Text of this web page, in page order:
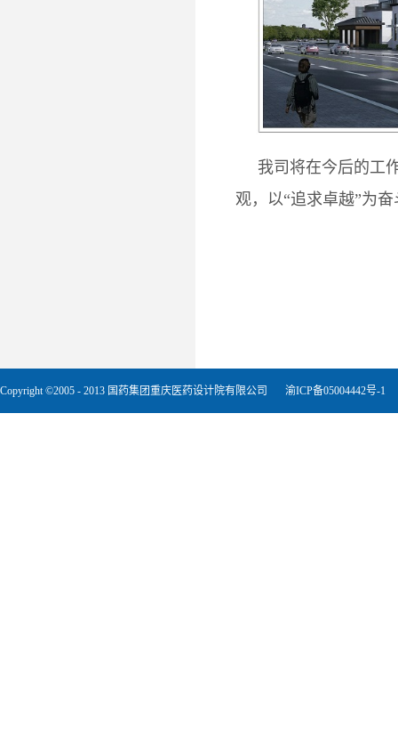
我司将在今后的工作
观，以“追求卓越”为
Copyright ©2005 - 2013 国药集团重庆医药设计院有限公司 渝ICP备05004442号-1